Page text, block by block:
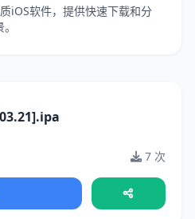
iOS软件，提供快速下载和分
7 次